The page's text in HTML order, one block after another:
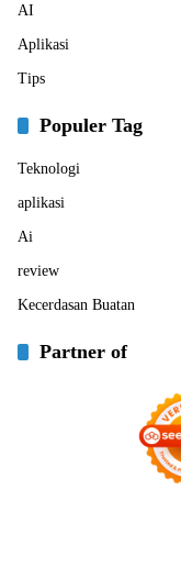
AI
Aplikasi
Tips
Populer Tag
Teknologi
aplikasi
Ai
review
Kecerdasan Buatan
Partner of